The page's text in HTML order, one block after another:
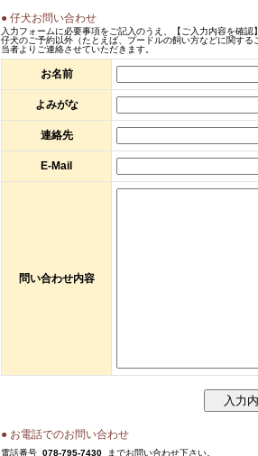
● 仔犬お問い合わせ
入力フォームに必要事項をご記入のうえ、【ご入力内容を確認
仔犬のご予約以外（たとえば、プードルの飼い方などに関す
当者よりご連絡させていただきます。
お名前
よみがな
連絡先
E-Mail
問い合わせ内容
● お電話でのお問い合わせ
電話番号 078-795-7430 までお問い合わせ下さい。